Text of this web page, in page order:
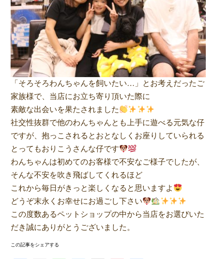
「そろそろわんちゃんを飼いたい…」とお考えだったご
家族様で、当店にお立ち寄り頂いた際に
素敵な出会いを果たされました
社交性抜群で他のわんちゃんとも上手に遊べる元気な仔
ですが、抱っこされるとおとなしくお座りしていられる
とってもおりこうさんな仔です
わんちゃんは初めてのお客様で不安なご様子でしたが、
そんな不安を吹き飛ばしてくれるほど
これから毎日がきっと楽しくなると思いますよ
どうぞ末永くお幸せにお過ごし下さい
この度数あるペットショップの中から当店をお選びいた
だき誠にありがとうございました。
この記事をシェアする